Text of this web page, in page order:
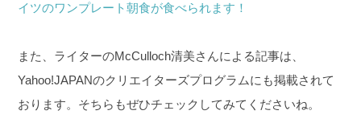
イツのワンプレート朝食が食べられます！
また、ライターのMcCulloch清美さんによる記事は、
Yahoo!JAPANのクリエイターズプログラムにも掲載されて
おります。そちらもぜひチェックしてみてくださいね。